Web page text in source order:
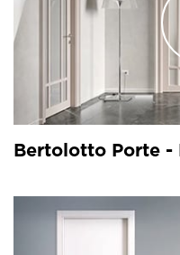
Bertolotto Porte -